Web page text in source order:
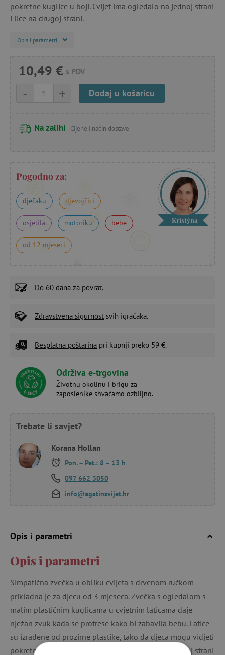
pokretne kuglice u boji. Cvijet ima ogledalo na jednoj strani
i lice na drugoj strani.
Opis i parametri
10,49 € s PDV
+
- Dodaj u košaricu
Na zalihi Cijene i način dostave
Pogodno za:
dječaku djevojčici
osjetila motoriku bebe
od 12 mjeseci
Kristýna
Do 60 dana za povrat.
Zdravstvena sigurnost svih igračaka.
Besplatna poštarina pri kupnji preko 59 €.
Održiva e-trgovina
Životnu okolinu i brigu za
zaposlenike shvaćamo ozbiljno.
Trebate li savjet?
Korana Hollan
Pon. – Pet.: 8 – 13 h
097 662 3050
info@agatinsvijet.hr
Opis i parametri
Opis i parametri
Simpatična zvečka u obliku cvijeta s drvenom ručkom
prikladna je za djecu od 3 mjeseca. Zvečka s ogledalom s
malim plastičnim kuglicama u cvjetnim laticama daje
nježan zvuk kada se protrese kako bi zabavila bebu. Latice
su izrađene od prozirne plastike, tako da djeca mogu vidjeti
pokretne kuglice u boji. Cvijet ima ogledalo na jednoj strani